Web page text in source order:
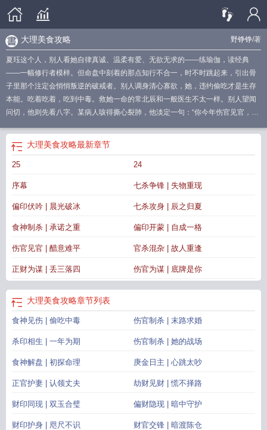
野铮铮/著
大理美食攻略
夏珏这个人，别人看她自律真诚、温柔有爱、无欲无求的——练瑜伽，读经典
——一幅修行者模样。但命盘中刻着的那点知行不合一，时不时跳起来，引出骨
子里那个注定会悄悄叛逆的破戒者。别人调身清心寡欲，她，违约偷吃才是生存
本能。吃着吃着，吃到中毒。救她一命的常北辰和一般医生不太一样。别人望闻
问切，他则先看八字。某病人咳得撕心裂肺，他淡定一句：“你今年伤官见官，呼
干，七杀贴身。表面温柔多情，骨子里冲动暴烈——自诩自律却管不住嘴，命里
带的。”看着倒在怀里的她，又气又无奈：怎么你？还是这么不小心。结果，账单
一拍：“三倍违约金。”合同一递：“契约婚姻，一年三十万。”夏珏表面矜持，心里
辰暂时守住了世代传承，可被爷爷封禁了十二年的招牌和秘方，必须开始启用。
只是，要守住祖业，得先守住这个总想破戒的契约妻子。当假修行的瑜伽练习
面前？是盘算着食宿全免，一天八百的财迷精；还是半夜熬米汤，说折腾了一夜
的新婚妻子？他早知他们命盘虽互补，却无缘婚姻宫。当契约遇上这命定死局，
数与她气血相连。从此，她每一次心痛，都成了他的内伤。他却只能在心里问
她：明明那么在意，为什么不说？常言道：“术数虽定先天路，真情可扶欲坠舟。”
最终，可否，扭转乾坤？…………………………………………………….
………………………文艺疗愈向，治愈小甜文。又甜又虐，最终，he。理性禁欲x
闹腾治愈，契约拉扯，心意相通，暗恋成真。微幻：五行中医，命理学基线，辅
以道教符法、祝由秘术及民间符咒术数。微妙真实感。【食用指南】十五章开始
略大理白族自治州的食物 大理美食最强攻略大理 美食大理美食圈
大理美食攻略最新章节
25 24
序幕 七杀争锋 | 失物重现
偏印伏吟 | 晨光破冰 七杀攻身 | 辰之归夏
食神制杀 | 承诺之重 偏印开蒙 | 自成一格
伤官见官 | 醋意难平 官杀混杂 | 故人重逢
正财为谋 | 丢三落四 伤官为谋 | 底牌是你
大理美食攻略章节列表
食神见伤 | 偷吃中毒 伤官制杀 | 末路求婚
杀印相生 | 一年为期 伤官制杀 | 她的战场
食神解盘 | 初探命理 庚金日主 | 心跳太吵
正官护妻 | 认领丈夫 劫财见财 | 慌不择路
财印同现 | 双玉合璧 偏财隐现 | 暗中守护
财印护身 | 咫尺不识 财官交锋 | 暗渡陈仓